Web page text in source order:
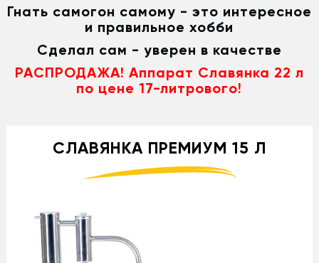
Гнать самогон самому - это интересное
и правильное хобби
Сделал сам - уверен в качестве
РАСПРОДАЖА! Аппарат Славянка 22 л
по цене 17-литрового!
СЛАВЯНКА ПРЕМИУМ 15 Л